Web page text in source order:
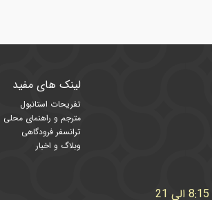
لینک های مفید
تفریحات استانبول
مترجم و راهنمای محلی
ترانسفر فرودگاهی
وبلاگ و اخبار